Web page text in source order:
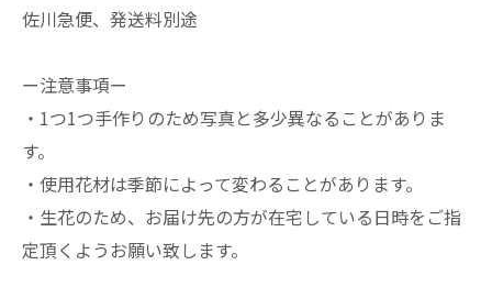
佐川急便、発送料別途
ー注意事項ー
・1つ1つ手作りのため写真と多少異なることがありま
す。
・使用花材は季節によって変わることがあります。
・生花のため、お届け先の方が在宅している日時をご指
定頂くようお願い致します。